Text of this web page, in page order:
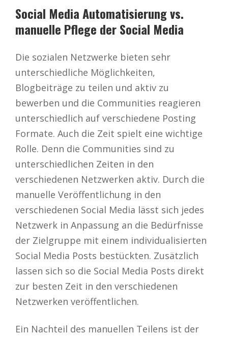
Social Media Automatisierung vs.
manuelle Pflege der Social Media
Die sozialen Netzwerke bieten sehr
unterschiedliche Möglichkeiten,
Blogbeiträge zu teilen und aktiv zu
bewerben und die Communities reagieren
unterschiedlich auf verschiedene Posting
Formate. Auch die Zeit spielt eine wichtige
Rolle. Denn die Communities sind zu
unterschiedlichen Zeiten in den
verschiedenen Netzwerken aktiv. Durch die
manuelle Veröffentlichung in den
verschiedenen Social Media lässt sich jedes
Netzwerk in Anpassung an die Bedürfnisse
der Zielgruppe mit einem individualisierten
Social Media Posts bestückten. Zusätzlich
lassen sich so die Social Media Posts direkt
zur besten Zeit in den verschiedenen
Netzwerken veröffentlichen.
Ein Nachteil des manuellen Teilens ist der